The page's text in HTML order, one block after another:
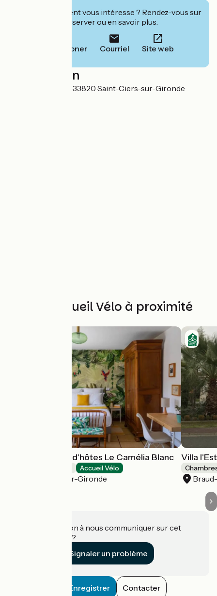
Cet établissement vous intéresse ? Rendez-vous sur
leur site pour réserver ou en savoir plus.
Téléphoner Courriel Site web
Localisation
3 Rue Jules Maran 33820 Saint-Ciers-sur-Gironde
Autres Accueil Vélo à proximité
Maison et table d'hôtes Le Camélia Blanc
Accueil Vélo
Saint-Ciers-sur-Gironde
Villa
Une information à nous communiquer sur cet
établissement ?
Signaler un problème
Enregistrer Contacter